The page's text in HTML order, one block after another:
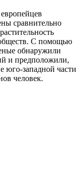
сравнительно
С помощью
обнаружили
и предположили,
юго-западной части
человек.